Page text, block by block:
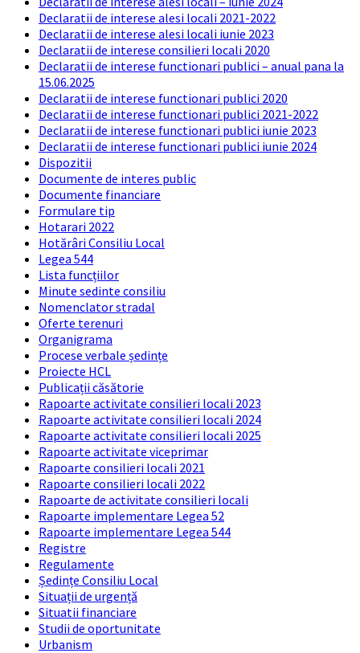
Declaratii de interese alesi locali 2021-2022
Declaratii de interese alesi locali iunie 2023
Declaratii de interese consilieri locali 2020
Declaratii de interese functionari publici – anual pana la
15.06.2025
Declaratii de interese functionari publici 2020
Declaratii de interese functionari publici 2021-2022
Declaratii de interese functionari publici iunie 2023
Declaratii de interese functionari publici iunie 2024
Dispozitii
Documente de interes public
Documente financiare
Formulare tip
Hotarari 2022
Hotărâri Consiliu Local
Legea 544
Lista funcțiilor
Minute sedinte consiliu
Nomenclator stradal
Oferte terenuri
Organigrama
Procese verbale ședințe
Proiecte HCL
Publicații căsătorie
Rapoarte activitate consilieri locali 2023
Rapoarte activitate consilieri locali 2024
Rapoarte activitate consilieri locali 2025
Rapoarte activitate viceprimar
Rapoarte consilieri locali 2021
Rapoarte consilieri locali 2022
Rapoarte de activitate consilieri locali
Rapoarte implementare Legea 52
Rapoarte implementare Legea 544
Registre
Regulamente
Ședințe Consiliu Local
Situații de urgență
Situatii financiare
Studii de oportunitate
Urbanism